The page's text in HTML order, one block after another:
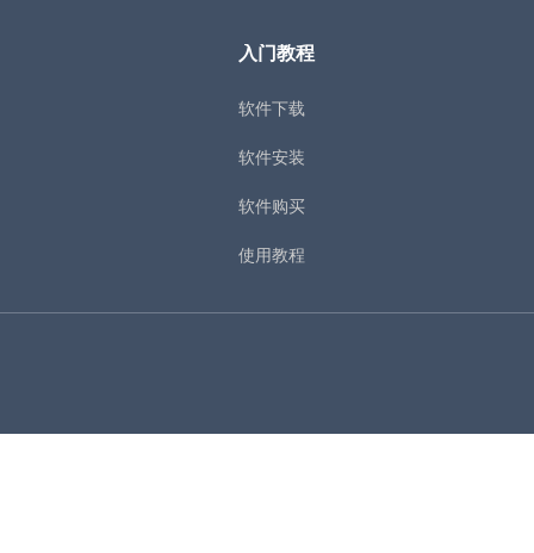
入门教程
软件下载
软件安装
软件购买
使用教程